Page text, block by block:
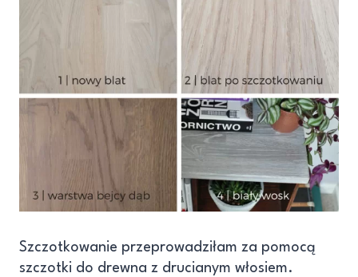
Szczotkowanie przeprowadziłam za pomocą
szczotki do drewna z drucianym włosiem.